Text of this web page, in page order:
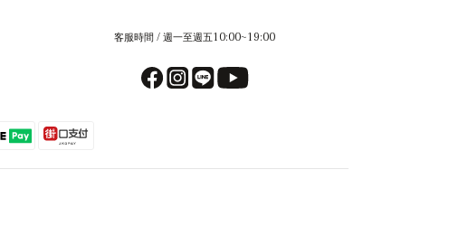
客服時間 / 週一至週五10:00~19:00